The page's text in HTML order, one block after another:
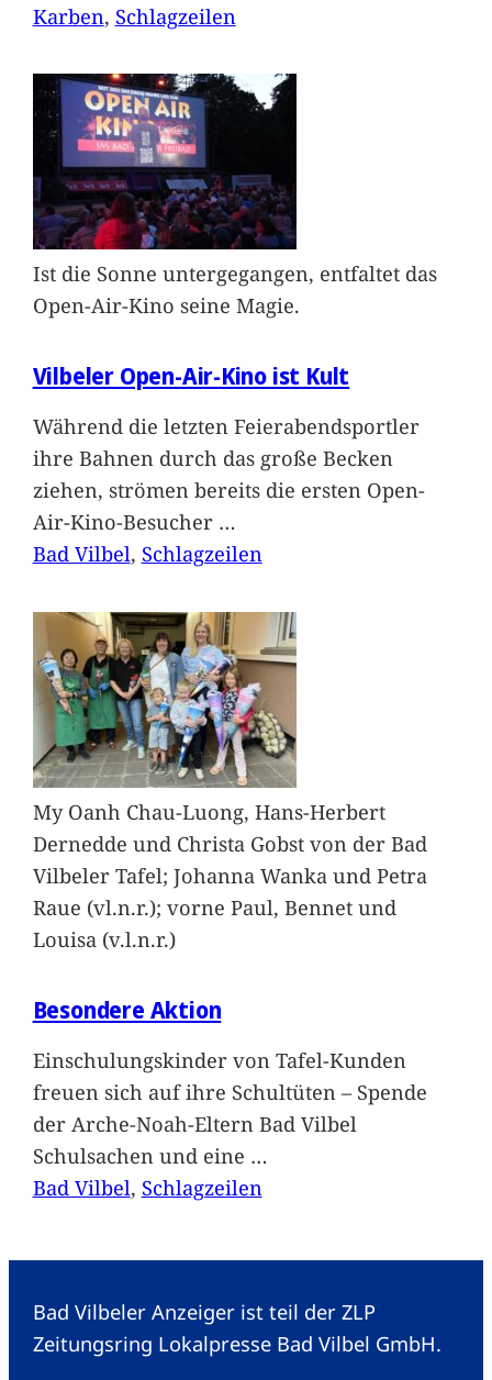
Karben, Schlagzeilen
Ist die Sonne untergegangen, entfaltet das
Open-Air-Kino seine Magie.
Vilbeler Open-Air-Kino ist Kult
Während die letzten Feierabendsportler
ihre Bahnen durch das große Becken
ziehen, strömen bereits die ersten Open-
Air-Kino-Besucher …
Bad Vilbel, Schlagzeilen
My Oanh Chau-Luong, Hans-Herbert
Dernedde und Christa Gobst von der Bad
Vilbeler Tafel; Johanna Wanka und Petra
Raue (vl.n.r.); vorne Paul, Bennet und
Louisa (v.l.n.r.)
Besondere Aktion
Einschulungskinder von Tafel-Kunden
freuen sich auf ihre Schultüten – Spende
der Arche-Noah-Eltern Bad Vilbel
Schulsachen und eine …
Bad Vilbel, Schlagzeilen
Bad Vilbeler Anzeiger ist teil der ZLP
Zeitungsring Lokalpresse Bad Vilbel GmbH.